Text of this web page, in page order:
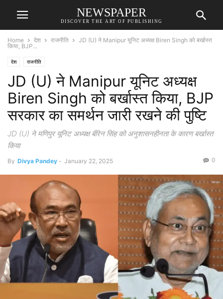
NEWSPAPER
DISCOVER THE ART OF PUBLISHING
Home देश राजनीति
JD (U) ने Manipur यूनिट अध्यक्ष Biren Singh को बर्खास्त
किया, BJP...
देश राजनीति
JD (U) ने Manipur यूनिट अध्यक्ष
Biren Singh को बर्खास्त किया, BJP
सरकार का समर्थन जारी रखने की पुष्टि
JD (U) ने मणिपुर यूनिट अध्यक्ष बीरेन सिंह को अनुशासनहीनता के कारण बर्खास्त
किया
By Divya Pandey - January 22, 2025 0